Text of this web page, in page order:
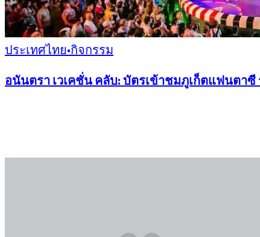
ประเทศไทย•กิจกรรม
อนันตรา เวเคชั่น คลับ: บัตรเข้าชมภูเก็ตแฟนตาซี